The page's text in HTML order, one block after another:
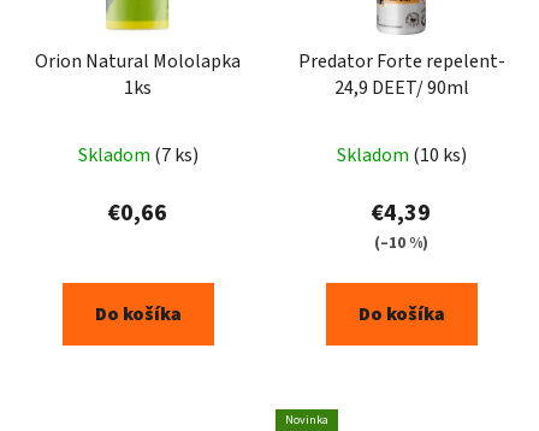
Orion Natural Mololapka
1ks
Skladom (7 ks)
€0,66
Do košíka
Predator Forte repelent-
24,9 DEET/ 90ml
Skladom (10 ks)
€4,39
(–10 %)
Do košíka
Novinka